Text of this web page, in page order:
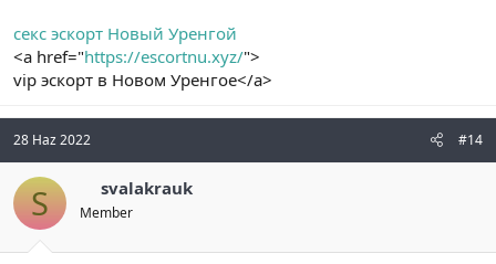
секс эскорт Новый Уренгой
<a href="https://escortnu.xyz/">
vip эскорт в Новом Уренгое</a>
28 Haz 2022 #14
S svalakrauk
Member